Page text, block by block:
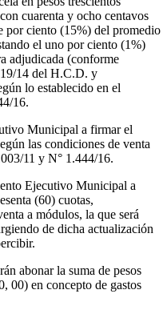
cuarenta y ocho centavos
por ciento (15%) del promedio
el uno por ciento (1%)
adjudicada (conforme
19/14 del H.C.D. y
lo establecido en el
16.
Municipal a firmar el
las condiciones de venta
11 y N° 1.444/16.
Ejecutivo Municipal a
(60) cuotas,
a módulos, la que será
de dicha actualización
abonar la suma de pesos
00) en concepto de gastos